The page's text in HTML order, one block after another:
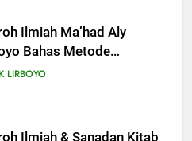
Ilmiah Ma’had Aly
Bahas Metode
dalam
LIRBOYO
Ilmiah & Sanadan Kitab